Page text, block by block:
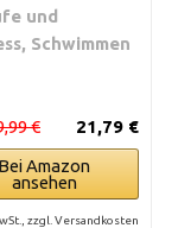
und
Schwimmen
21,79 €
€
Bei Amazon
ansehen
zzgl. Versandkosten